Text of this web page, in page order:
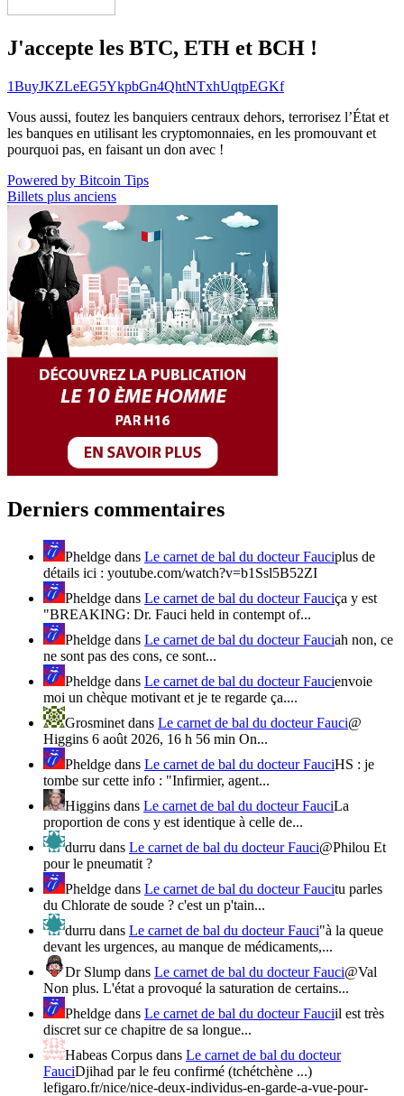
J'accepte les BTC, ETH et BCH !
1BuyJKZLeEG5YkpbGn4QhtNTxhUqtpEGKf
Vous aussi, foutez les banquiers centraux dehors, terrorisez l’État et
les banques en utilisant les cryptomonnaies, en les promouvant et
pourquoi pas, en faisant un don avec !
Powered by Bitcoin Tips
Billets plus anciens
Derniers commentaires
Pheldge dans Le carnet de bal du docteur Fauciplus de
détails ici : youtube.com/watch?v=b1Ssl5B52ZI
Pheldge dans Le carnet de bal du docteur Fauciça y est
"BREAKING: Dr. Fauci held in contempt of...
Pheldge dans Le carnet de bal du docteur Fauciah non, ce
ne sont pas des cons, ce sont...
Pheldge dans Le carnet de bal du docteur Faucienvoie
moi un chèque motivant et je te regarde ça....
Grosminet dans Le carnet de bal du docteur Fauci@
Higgins 6 août 2026, 16 h 56 min On...
Pheldge dans Le carnet de bal du docteur FauciHS : je
tombe sur cette info : "Infirmier, agent...
Higgins dans Le carnet de bal du docteur FauciLa
proportion de cons y est identique à celle de...
durru dans Le carnet de bal du docteur Fauci@Philou Et
pour le pneumatit ?
Pheldge dans Le carnet de bal du docteur Faucitu parles
du Chlorate de soude ? c'est un p'tain...
durru dans Le carnet de bal du docteur Fauci"à la queue
devant les urgences, au manque de médicaments,...
Dr Slump dans Le carnet de bal du docteur Fauci@Val
Non plus. L'état a provoqué la saturation de certains...
Pheldge dans Le carnet de bal du docteur Fauciil est très
discret sur ce chapitre de sa longue...
Habeas Corpus dans Le carnet de bal du docteur
FauciDjihad par le feu confirmé (tchétchène ...)
lefigaro.fr/nice/nice-deux-individus-en-garde-a-vue-pour-